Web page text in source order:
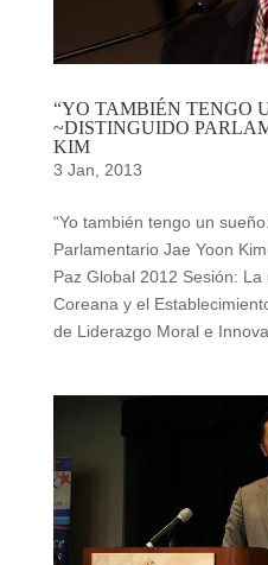
“YO TAMBIÉN TENGO
~DISTINGUIDO
KIM
3 Jan, 2013
“Yo también tengo un
Parlamentario Jae Yoon
Paz Global 2012 Sesión:
Coreana y el
de Liderazgo Moral e